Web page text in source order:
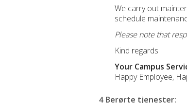
We carry out
schedule
Please note that
Kind regards
Your Campus
Happy Employee,
4 Berørte tjenester: